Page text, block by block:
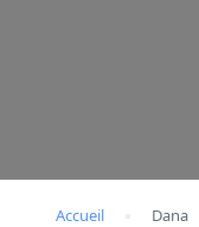
Accueil Dana